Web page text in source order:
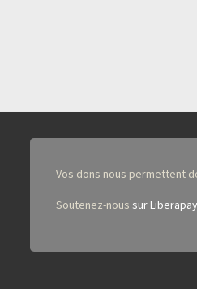
Vos dons nous permettent
Soutenez-nous sur Liberapay